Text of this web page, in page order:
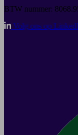
BTW nummer:
Volg ons op